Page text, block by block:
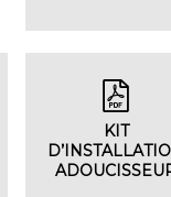
KIT